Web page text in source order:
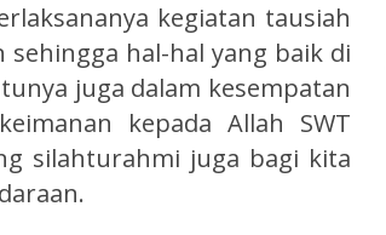
kegiatan tausiah
hal-hal yang baik di
juga dalam kesempatan
kepada Allah SWT
silahturahmi juga bagi kita